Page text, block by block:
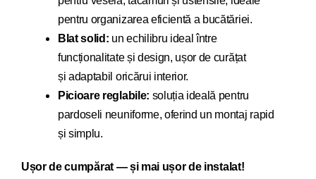
pentru organizarea eficientă a bucătăriei.
Blat solid: un echilibru ideal între
funcționalitate și design, ușor de curățat
și adaptabil oricărui interior.
Picioare reglabile: soluția ideală pentru
pardoseli neuniforme, oferind un montaj rapid
și simplu.
Ușor de cumpărat — și mai ușor de instalat!